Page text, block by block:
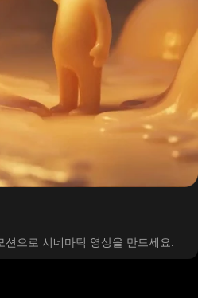
으로 시네마틱 영상을 만드세요.